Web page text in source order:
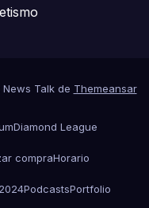
News Talk de Themeansar
Diamond League
compraHorario
PodcastsPortfolio